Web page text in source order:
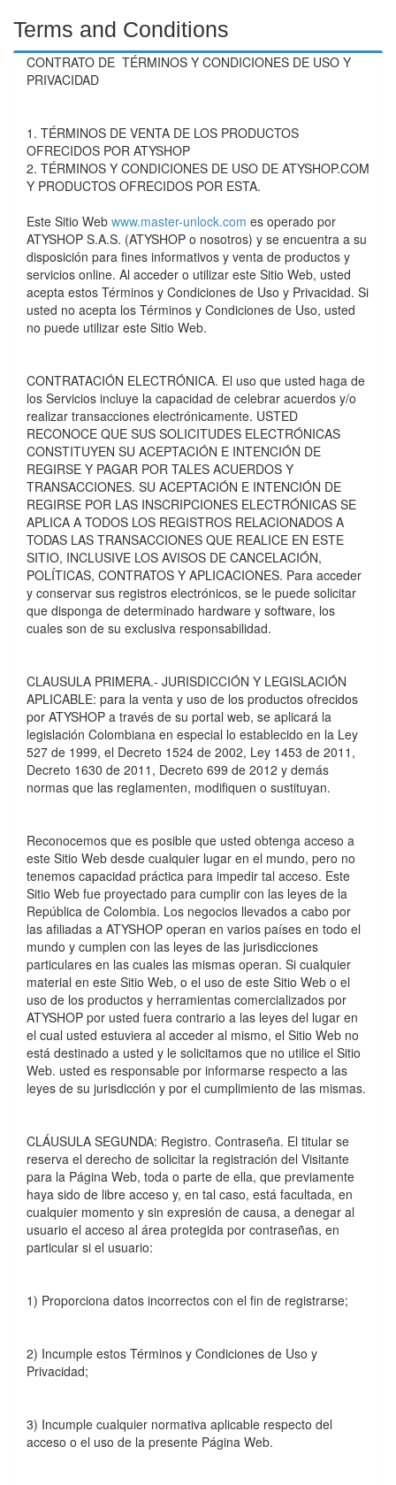
Terms and Conditions
CONTRATO DE TÉRMINOS Y CONDICIONES DE USO Y
PRIVACIDAD
1. TÉRMINOS DE VENTA DE LOS PRODUCTOS
OFRECIDOS POR ATYSHOP
2. TÉRMINOS Y CONDICIONES DE USO DE ATYSHOP.COM
Y PRODUCTOS OFRECIDOS POR ESTA.
Este Sitio Web www.master-unlock.com es operado por
ATYSHOP S.A.S. (ATYSHOP o nosotros) y se encuentra a su
disposición para fines informativos y venta de productos y
servicios online. Al acceder o utilizar este Sitio Web, usted
acepta estos Términos y Condiciones de Uso y Privacidad. Si
usted no acepta los Términos y Condiciones de Uso, usted
no puede utilizar este Sitio Web.
CONTRATACIÓN ELECTRÓNICA. El uso que usted haga de
los Servicios incluye la capacidad de celebrar acuerdos y/o
realizar transacciones electrónicamente. USTED
RECONOCE QUE SUS SOLICITUDES ELECTRÓNICAS
CONSTITUYEN SU ACEPTACIÓN E INTENCIÓN DE
REGIRSE Y PAGAR POR TALES ACUERDOS Y
TRANSACCIONES. SU ACEPTACIÓN E INTENCIÓN DE
REGIRSE POR LAS INSCRIPCIONES ELECTRÓNICAS SE
APLICA A TODOS LOS REGISTROS RELACIONADOS A
TODAS LAS TRANSACCIONES QUE REALICE EN ESTE
SITIO, INCLUSIVE LOS AVISOS DE CANCELACIÓN,
POLÍTICAS, CONTRATOS Y APLICACIONES. Para acceder
y conservar sus registros electrónicos, se le puede solicitar
que disponga de determinado hardware y software, los
cuales son de su exclusiva responsabilidad.
CLAUSULA PRIMERA.- JURISDICCIÓN Y LEGISLACIÓN
APLICABLE: para la venta y uso de los productos ofrecidos
por ATYSHOP a través de su portal web, se aplicará la
legislación Colombiana en especial lo establecido en la Ley
527 de 1999, el Decreto 1524 de 2002, Ley 1453 de 2011,
Decreto 1630 de 2011, Decreto 699 de 2012 y demás
normas que las reglamenten, modifiquen o sustituyan.
Reconocemos que es posible que usted obtenga acceso a
este Sitio Web desde cualquier lugar en el mundo, pero no
tenemos capacidad práctica para impedir tal acceso. Este
Sitio Web fue proyectado para cumplir con las leyes de la
República de Colombia. Los negocios llevados a cabo por
las afiliadas a ATYSHOP operan en varios paí­ses en todo el
mundo y cumplen con las leyes de las jurisdicciones
particulares en las cuales las mismas operan. Si cualquier
material en este Sitio Web, o el uso de este Sitio Web o el
uso de los productos y herramientas comercializados por
ATYSHOP por usted fuera contrario a las leyes del lugar en
el cual usted estuviera al acceder al mismo, el Sitio Web no
está destinado a usted y le solicitamos que no utilice el Sitio
Web. usted es responsable por informarse respecto a las
leyes de su jurisdicción y por el cumplimiento de las mismas.
CLÁUSULA SEGUNDA: Registro. Contraseña. El titular se
reserva el derecho de solicitar la registración del Visitante
para la Página Web, toda o parte de ella, que previamente
haya sido de libre acceso y, en tal caso, está facultada, en
cualquier momento y sin expresión de causa, a denegar al
usuario el acceso al área protegida por contraseñas, en
particular si el usuario:
1) Proporciona datos incorrectos con el fin de registrarse;
2) Incumple estos Términos y Condiciones de Uso y
Privacidad;
3) Incumple cualquier normativa aplicable respecto del
acceso o el uso de la presente Página Web.